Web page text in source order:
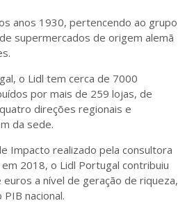
anos 1930, pertencendo ao grupo
supermercados de origem alemã
o Lidl tem cerca de 7000
por mais de 259 lojas, de
direções regionais e
da sede.
Impacto realizado pela consultora
2018, o Lidl Portugal contribuiu
a nível de geração de riqueza,
nacional.